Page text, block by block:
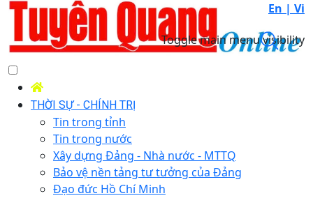
En | Vi
Toggle main menu visibility
THỜI SỰ - CHÍNH TRỊ
Tin trong tỉnh
Tin trong nước
Xây dựng Đảng - Nhà nước - MTTQ
Bảo vệ nền tảng tư tưởng của Đảng
Đạo đức Hồ Chí Minh